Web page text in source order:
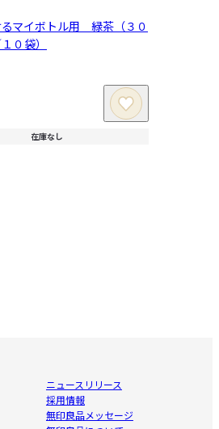
マイボトル用 緑茶（３０
０袋）
在庫なし
ニュースリリース
採用情報
無印良品メッセージ